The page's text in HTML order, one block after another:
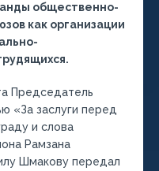
общественно-
как организации
Председатель
«За заслуги перед
и слова
Рамзана
Шмакову передал